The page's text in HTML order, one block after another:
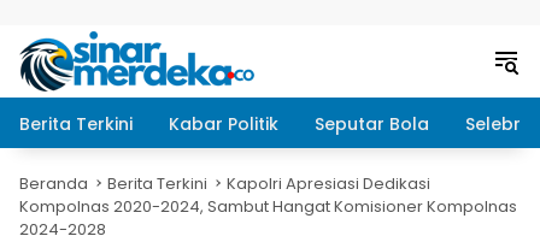
Berita Terkini Kabar Politik Seputar Bola
Beranda Berita Terkini
Kapolri Apresiasi Dedikasi
Kompolnas 2020-2024, Sambut Hangat Komisioner Kompolnas
2024-2028